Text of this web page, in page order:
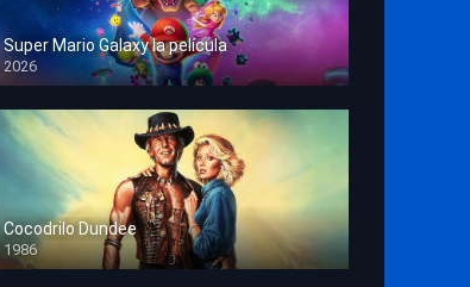
Super Mario Galaxy la película
2026
HD 1080p
Cocodrilo Dundee
1986
HD 1080p